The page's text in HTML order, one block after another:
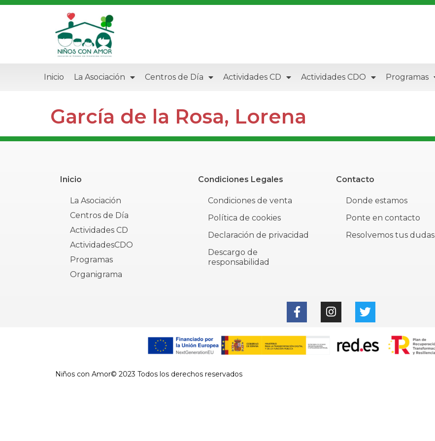
Inicio La Asociación Centros de Día Actividades CD Actividades CDO Programas
García de la Rosa, Lorena
Inicio
La Asociación
Centros de Día
Actividades CD
ActividadesCDO
Programas
Organigrama
Condiciones Legales
Condiciones de venta
Política de cookies
Declaración de privacidad
Descargo de
responsabilidad
Contacto
Donde estamos
Ponte en contacto
Resolvemos tus dudas
Niños con Amor© 2023 Todos los derechos reservados